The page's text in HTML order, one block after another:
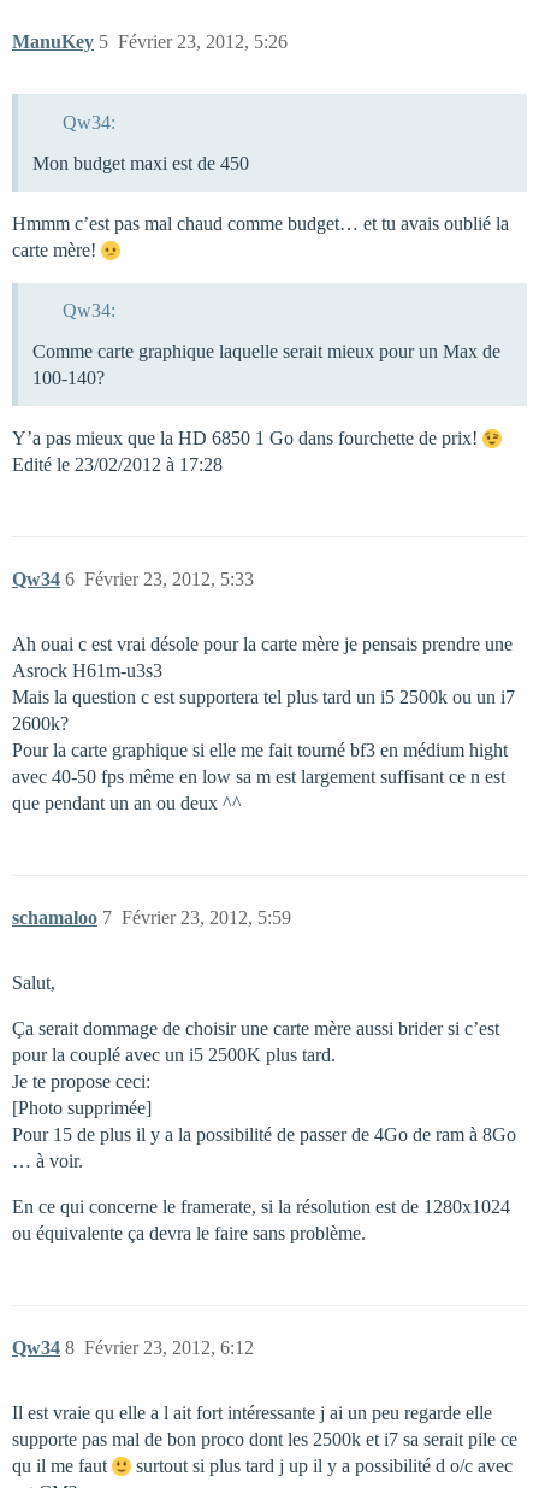
ManuKey Février 23, 2012, 5:26
5
Qw34:
Mon budget maxi est de 450
Hmmm c’est pas mal chaud comme budget… et tu avais oublié la
carte mère!
Qw34:
Comme carte graphique laquelle serait mieux pour un Max de
100-140?
Y’a pas mieux que la HD 6850 1 Go dans fourchette de prix!
Edité le 23/02/2012 à 17:28
Qw34 Février 23, 2012, 5:33
6
Ah ouai c est vrai désole pour la carte mère je pensais prendre une
Asrock H61m-u3s3
Mais la question c est supportera tel plus tard un i5 2500k ou un i7
2600k?
Pour la carte graphique si elle me fait tourné bf3 en médium hight
avec 40-50 fps même en low sa m est largement suffisant ce n est
que pendant un an ou deux ^^
schamaloo Février 23, 2012, 5:59
7
Salut,
Ça serait dommage de choisir une carte mère aussi brider si c’est
pour la couplé avec un i5 2500K plus tard.
Je te propose ceci:
[Photo supprimée]
Pour 15 de plus il y a la possibilité de passer de 4Go de ram à 8Go
… à voir.
En ce qui concerne le framerate, si la résolution est de 1280x1024
ou équivalente ça devra le faire sans problème.
Qw34 Février 23, 2012, 6:12
8
Il est vraie qu elle a l ait fort intéressante j ai un peu regarde elle
supporte pas mal de bon proco dont les 2500k et i7 sa serait pile ce
qu il me faut
surtout si plus tard j up il y a possibilité d o/c avec